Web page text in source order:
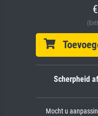
Scherpheid
Mocht u